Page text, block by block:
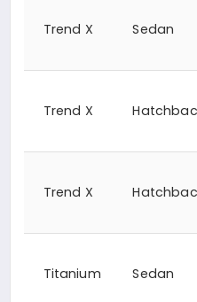
Trend X Sedan
Trend X
Trend X
Titanium Sedan